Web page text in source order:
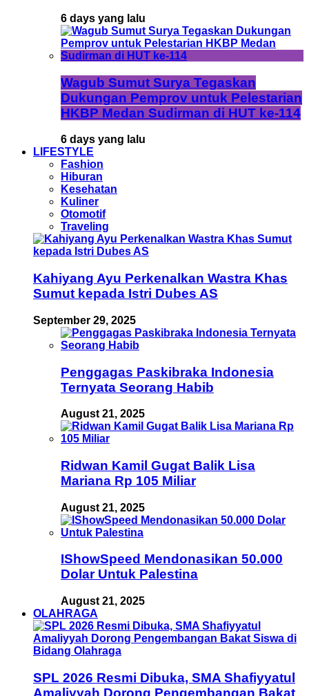
6 days yang lalu
Wagub Sumut Surya Tegaskan
Dukungan Pemprov untuk Pelestarian
HKBP Medan Sudirman di HUT ke-114
6 days yang lalu
LIFESTYLE
Fashion
Hiburan
Kesehatan
Kuliner
Otomotif
Traveling
Kahiyang Ayu Perkenalkan Wastra Khas
Sumut kepada Istri Dubes AS
September 29, 2025
Penggagas Paskibraka Indonesia
Ternyata Seorang Habib
August 21, 2025
Ridwan Kamil Gugat Balik Lisa
Mariana Rp 105 Miliar
August 21, 2025
IShowSpeed Mendonasikan 50.000
Dolar Untuk Palestina
August 21, 2025
OLAHRAGA
SPL 2026 Resmi Dibuka, SMA Shafiyyatul
Amaliyyah Dorong Pengembangan Bakat